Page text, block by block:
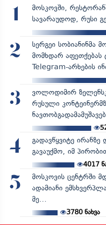
1
მოსკოვში,
სავარაუდოდ, რუსი
2
სერგეი სობიანინმა
მომხდარ
Telegram-არხების
3
ვოლოდიმირ
რუსული
4
გადავწყვიტე ირანზე
გავაუქმო, იმ
4017
5
მოსკოვის ცენტრში
ადამიანი
მე...
3780ნახვა